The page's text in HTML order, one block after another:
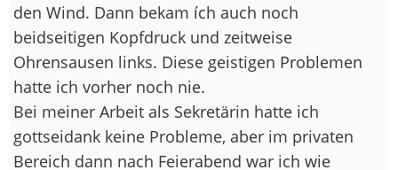
den Wind. Dann bekam ích auch noch
beidseitigen Kopfdruck und zeitweise
Ohrensausen links. Diese geistigen Problemen
hatte ich vorher noch nie.
Bei meiner Arbeit als Sekretärin hatte ich
gottseidank keine Probleme, aber im privaten
Bereich dann nach Feierabend war ich wie